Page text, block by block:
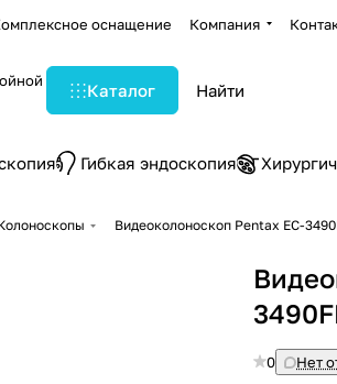
оснащение Компания
Каталог
Гибкая эндоскопия
Видеоколоноскоп Pentax EC-
0 Нет